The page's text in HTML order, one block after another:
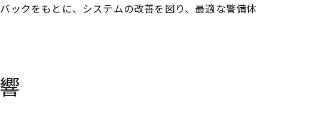
か
ックをもとに、システムの改善を図り、最適な警備体